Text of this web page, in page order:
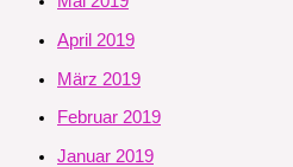
April 2019
März 2019
Februar 2019
Januar 2019